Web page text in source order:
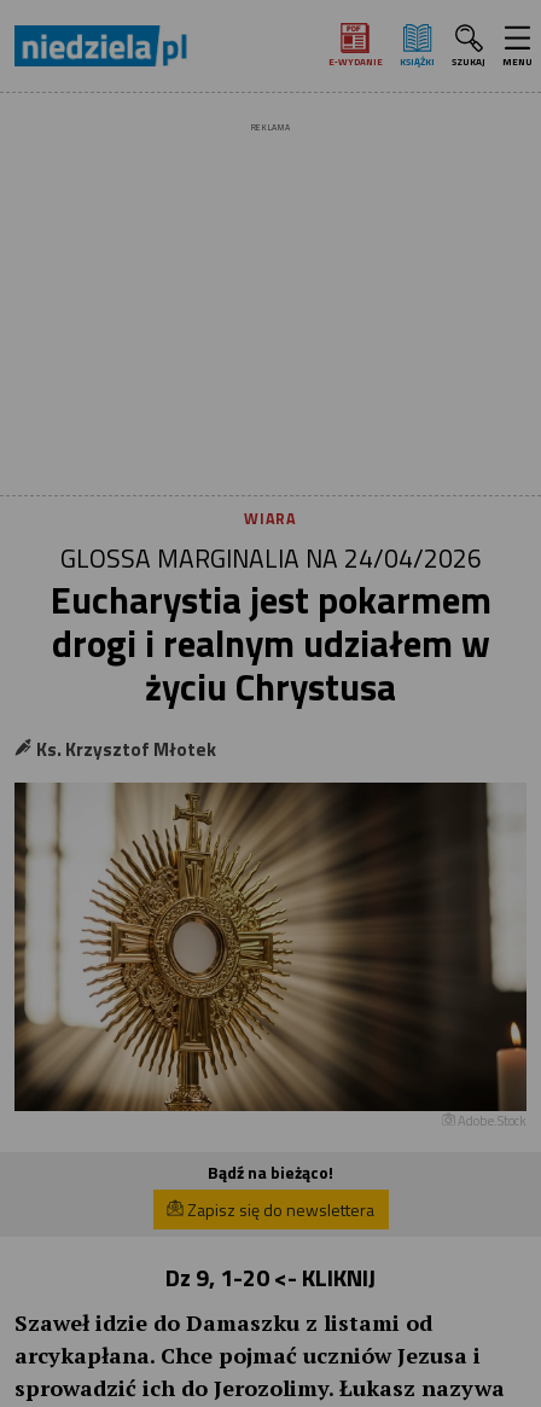
E‑WYDANIE KSIĄŻKI SZUKAJ MENU
REKLAMA
WIARA
GLOSSA MARGINALIA NA 24/04/2026
Eucharystia jest pokarmem
drogi i realnym udziałem w
życiu Chrystusa
Ks. Krzysztof Młotek
Adobe.Stock
Bądź na bieżąco!
Zapisz się do newslettera
Dz 9, 1-20<- KLIKNIJ
Szaweł idzie do Damaszku z listami od
arcykapłana. Chce pojmać uczniów Jezusa i
sprowadzić ich do Jerozolimy. Łukasz nazywa